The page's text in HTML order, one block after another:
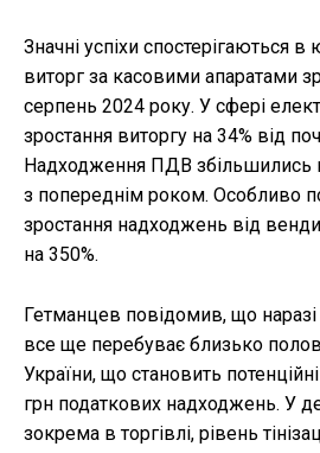
Значні успіхи спостерігаються в
виторг за касовими апаратами
серпень 2024 року. У сфері
зростання виторгу на 34% від
Надходження ПДВ збільшились
з попереднім роком. Особливо
зростання надходжень від
на 350%.
Гетманцев повідомив, що наразі
все ще перебуває близько
України, що становить
грн податкових надходжень. У
зокрема в торгівлі, рівень